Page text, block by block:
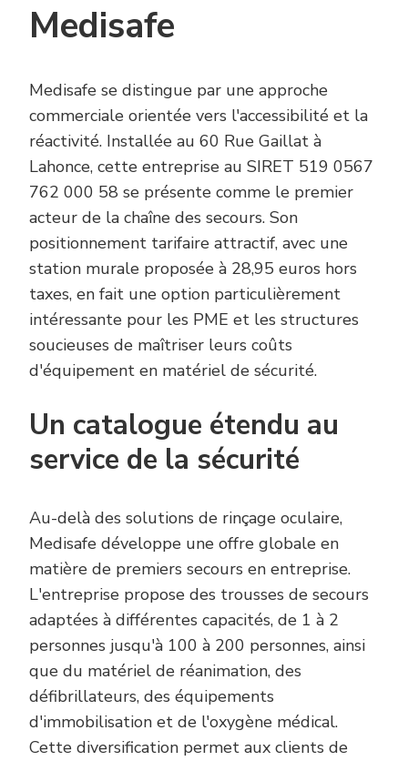
Medisafe
Medisafe se distingue par une approche
commerciale orientée vers l'accessibilité et la
réactivité. Installée au 60 Rue Gaillat à
Lahonce, cette entreprise au SIRET 519 0567
762 000 58 se présente comme le premier
acteur de la chaîne des secours. Son
positionnement tarifaire attractif, avec une
station murale proposée à 28,95 euros hors
taxes, en fait une option particulièrement
intéressante pour les PME et les structures
soucieuses de maîtriser leurs coûts
d'équipement en matériel de sécurité.
Un catalogue étendu au
service de la sécurité
Au-delà des solutions de rinçage oculaire,
Medisafe développe une offre globale en
matière de premiers secours en entreprise.
L'entreprise propose des trousses de secours
adaptées à différentes capacités, de 1 à 2
personnes jusqu'à 100 à 200 personnes, ainsi
que du matériel de réanimation, des
défibrillateurs, des équipements
d'immobilisation et de l'oxygène médical.
Cette diversification permet aux clients de